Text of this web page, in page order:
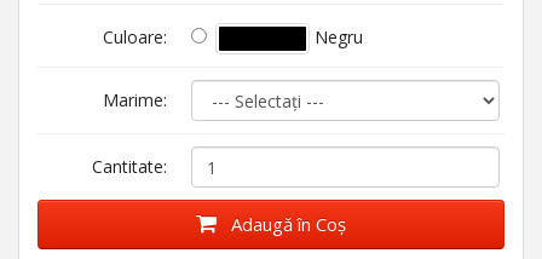
Culoare: Negru
Marime:
Cantitate:
Adaugă în Coş